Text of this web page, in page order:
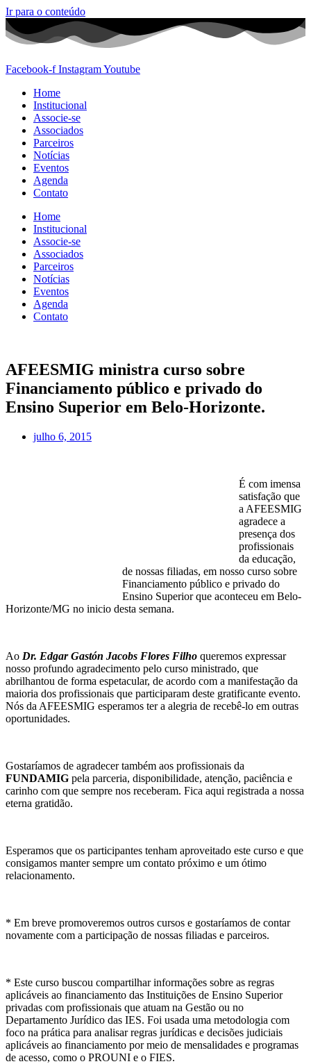
Ir para o conteúdo
Facebook-f InstagramYoutube
Home
Institucional
Associe-se
Associados
Parceiros
Notícias
Eventos
Agenda
Contato
Home
Institucional
Associe-se
Associados
Parceiros
Notícias
Eventos
Agenda
Contato
AFEESMIG ministra curso sobre
Financiamento público e privado do
Ensino Superior em Belo-Horizonte.
julho 6, 2015
É com imensa
satisfação que
a AFEESMIG
agradece a
presença dos
profissionais
da educação,
de nossas filiadas, em nosso curso sobre
Financiamento público e privado do
Ensino Superior que aconteceu em Belo-
Horizonte/MG no inicio desta semana.
Ao Dr. Edgar Gastón Jacobs Flores Filho queremos expressar
nosso profundo agradecimento pelo curso ministrado, que
abrilhantou de forma espetacular, de acordo com a manifestação da
maioria dos profissionais que participaram deste gratificante evento.
Nós da AFEESMIG esperamos ter a alegria de recebê-lo em outras
oportunidades.
Gostaríamos de agradecer também aos profissionais da
FUNDAMIG pela parceria, disponibilidade, atenção, paciência e
carinho com que sempre nos receberam. Fica aqui registrada a nossa
eterna gratidão.
Esperamos que os participantes tenham aproveitado este curso e que
consigamos manter sempre um contato próximo e um ótimo
relacionamento.
* Em breve promoveremos outros cursos e gostaríamos de contar
novamente com a participação de nossas filiadas e parceiros.
* Este curso buscou compartilhar informações sobre as regras
aplicáveis ao financiamento das Instituições de Ensino Superior
privadas com profissionais que atuam na Gestão ou no
Departamento Jurídico das IES. Foi usada uma metodologia com
foco na prática para analisar regras jurídicas e decisões judiciais
aplicáveis ao financiamento por meio de mensalidades e programas
de acesso, como o PROUNI e o FIES.